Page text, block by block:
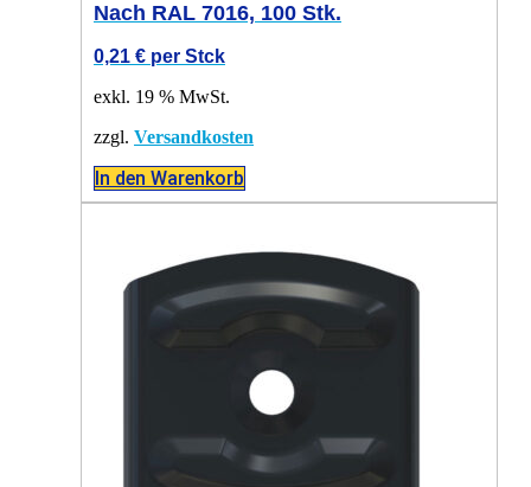
Nach RAL 7016, 100 Stk.
0,21 € per Stck
exkl. 19 % MwSt.
zzgl. Versandkosten
In den Warenkorb